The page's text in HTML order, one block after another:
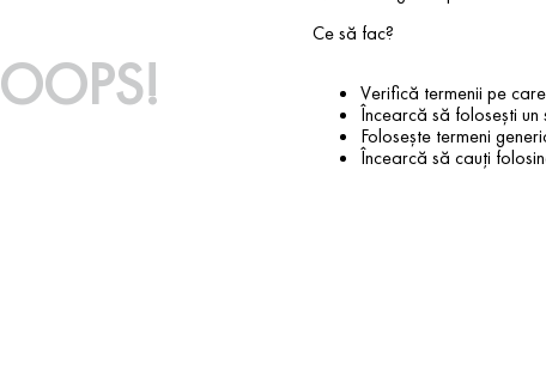
OOPS!
Ce să fac?
Verifică termenii pe
Încearcă să folosești un
Folosește termeni
Încearcă să cauți